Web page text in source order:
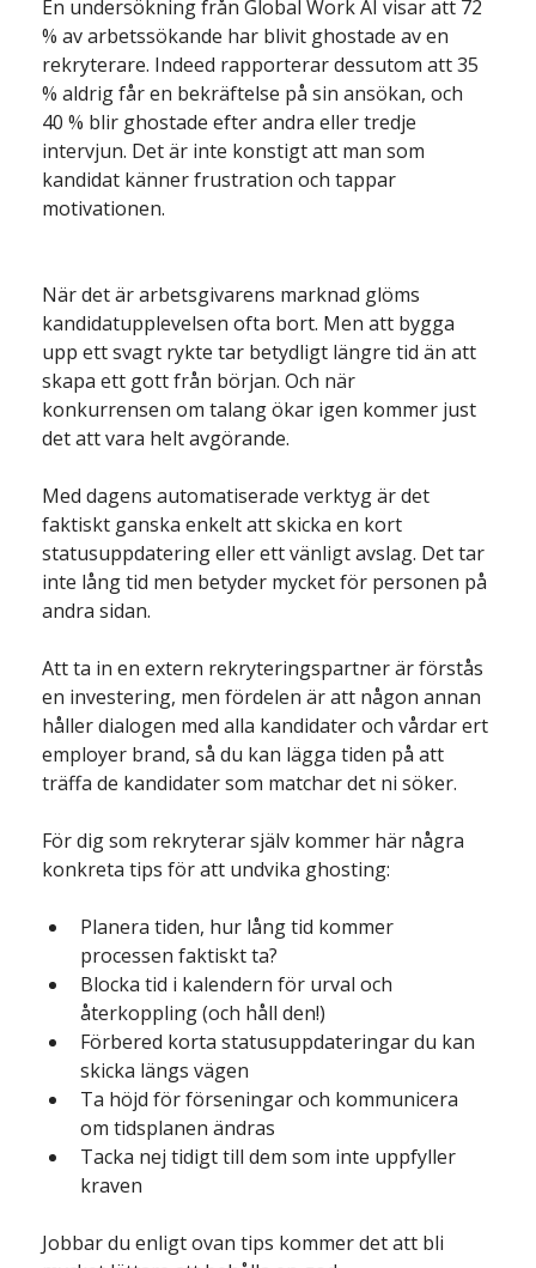
En undersökning från Global Work AI visar att 72
% av arbetssökande har blivit ghostade av en
rekryterare. Indeed rapporterar dessutom att 35
% aldrig får en bekräftelse på sin ansökan, och
40 % blir ghostade efter andra eller tredje
intervjun. Det är inte konstigt att man som
kandidat känner frustration och tappar
motivationen.
När det är arbetsgivarens marknad glöms
kandidatupplevelsen ofta bort. Men att bygga
upp ett svagt rykte tar betydligt längre tid än att
skapa ett gott från början. Och när
konkurrensen om talang ökar igen kommer just
det att vara helt avgörande.
Med dagens automatiserade verktyg är det
faktiskt ganska enkelt att skicka en kort
statusuppdatering eller ett vänligt avslag. Det tar
inte lång tid men betyder mycket för personen på
andra sidan.
Att ta in en extern rekryteringspartner är förstås
en investering, men fördelen är att någon annan
håller dialogen med alla kandidater och vårdar ert
employer brand, så du kan lägga tiden på att
träffa de kandidater som matchar det ni söker.
För dig som rekryterar själv kommer här några
konkreta tips för att undvika ghosting:
Planera tiden, hur lång tid kommer
processen faktiskt ta?
Blocka tid i kalendern för urval och
återkoppling (och håll den!)
Förbered korta statusuppdateringar du kan
skicka längs vägen
Ta höjd för förseningar och kommunicera
om tidsplanen ändras
Tacka nej tidigt till dem som inte uppfyller
kraven
Jobbar du enligt ovan tips kommer det att bli